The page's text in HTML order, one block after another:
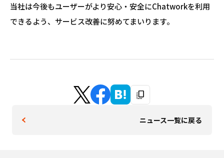
当社は今後もユーザーがより安心・安全にChatworkを利用
できるよう、サービス改善に努めてまいります。
ニュース一覧に戻る